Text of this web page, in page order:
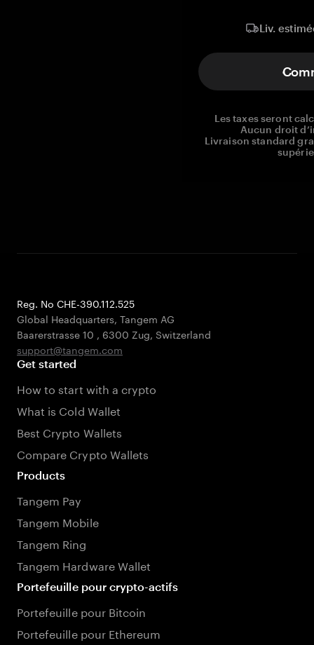
Liv.
Les taxes seront
Aucun droit
Livraison standard
Reg. No CHE-390.112.525
Global Headquarters, Tangem AG
Baarerstrasse 10 , 6300 Zug, Switzerland
support@tangem.com
Get started
How to start with a crypto
What is Cold Wallet
Best Crypto Wallets
Compare Crypto Wallets
Products
Tangem Pay
Tangem Mobile
Tangem Ring
Tangem Hardware Wallet
Portefeuille pour crypto-actifs
Portefeuille pour Bitcoin
Portefeuille pour Ethereum